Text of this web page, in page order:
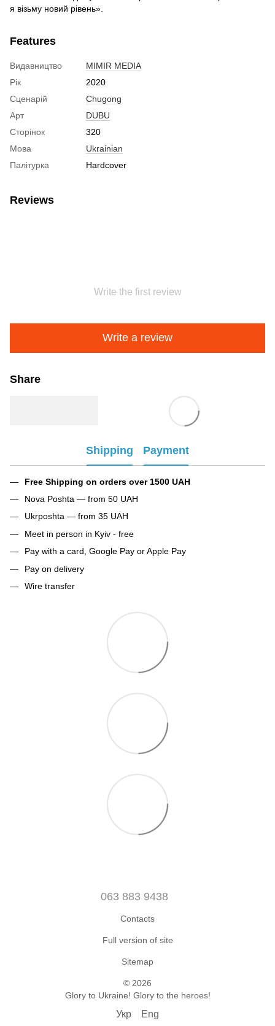
я візьму новий рівень».
Features
Видавництво
MIMIR MEDIA
Рік
2020
Сценарій
Chugong
Арт
DUBU
Сторінок
320
Мова
Ukrainian
Палітурка
Hardcover
Reviews
Write the first review
Write a review
Share
Shipping Payment
Free Shipping on orders over 1500 UAH
Nova Poshta — from 50 UAH
Ukrposhta — from 35 UAH
Meet in person in Kyiv - free
Pay with a card, Google Pay or Apple Pay
Pay on delivery
Wire transfer
063 883 9438
Contacts
Full version of site
Sitemap
© 2026
Glory to Ukraine! Glory to the heroes!
Укр Eng